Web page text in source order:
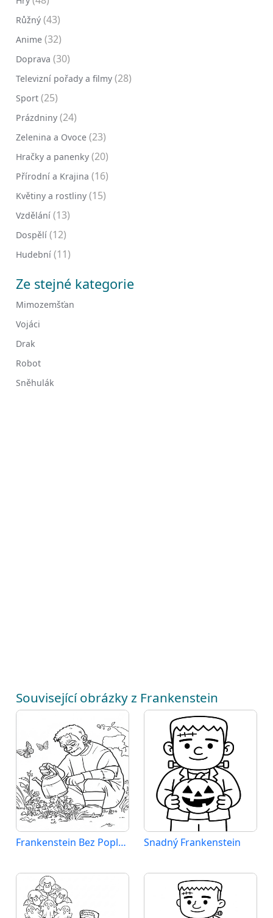
Růžný (43)
Anime (32)
Doprava (30)
Televizní pořady a filmy (28)
Sport (25)
Prázdniny (24)
Zelenina a Ovoce (23)
Hračky a panenky (20)
Přírodní a Krajina (16)
Květiny a rostliny (15)
Vzdělání (13)
Dospělí (12)
Hudební (11)
Ze stejné kategorie
Mimozemšťan
Vojáci
Drak
Robot
Sněhulák
Související obrázky z Frankenstein
Frankenstein Bez Poplatku Snadný Frankenstein